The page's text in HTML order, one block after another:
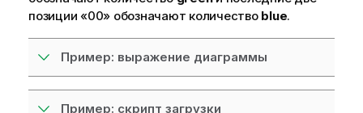
р
ц
и
позиции «00» обозначают количество blue.
Пример: выражение диаграммы
Пример: скрипт загрузки